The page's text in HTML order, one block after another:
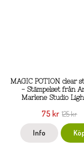
MAGIC POTION clear
- Stämpelset från
Marlene Studio
75 kr 125 kr
Info